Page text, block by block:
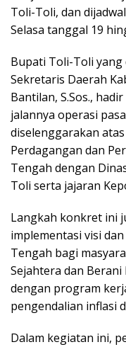
Toli-Toli, dan
Selasa tanggal 19
Bupati Toli-Toli yang
Sekretaris Daerah
Bantilan, S.Sos.,
jalannya operasi
diselenggarakan
Perdagangan dan
Tengah dengan
Toli serta jajaran
Langkah konkret ini
implementasi visi
Tengah bagi
Sejahtera dan
dengan program
pengendalian inflasi
Dalam kegiatan ini,